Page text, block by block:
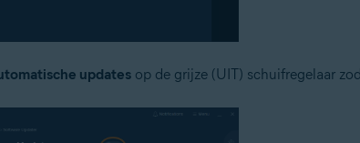
updatesop de grijze (UIT) schuifregelaar